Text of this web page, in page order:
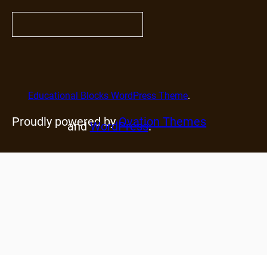
S
e
Educational Blocks WordPress Theme.
Proudly powered byOvation Themes
andWordPress.